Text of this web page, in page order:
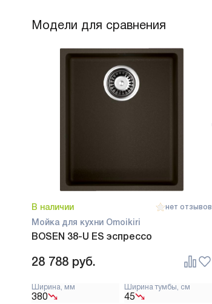
Модели для сравнения
В наличии нет отзывов
Мойка для кухни Omoikiri
BOSEN 38-U ES эспрессо
28 788 руб.
Ширина, мм
380
Ширина тумбы, см
45